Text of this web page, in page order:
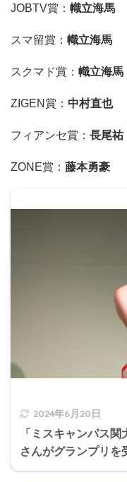
JOBTV賞： 幟立海馬
スマ留賞： 幟立海馬
スクマド賞： 幟立海馬
ZIGEN賞： 中村直也
フィアンセ賞： 長尾祐
ZONE賞： 藤本勇豪
2024年6月20日
「ミスキャンパス
さんがグランプリを